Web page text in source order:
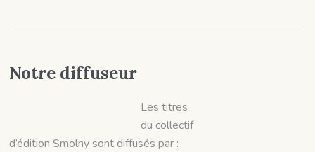
Notre diffuseur
Les titres
du collectif
d’édition Smolny sont diffusés par :